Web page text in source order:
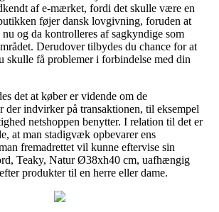
af e-mærket, fordi det skulle være en
føjer dansk lovgivning, foruden at
og da kontrolleres af sagkyndige som
Derudover tilbydes du chance for at
skulle få problemer i forbindelse med din
det at køber er vidende om de
der indvirker på transaktionen, til eksempel
netshoppen benytter. I relation til det er
at man stadigvæk opbevarer ens
fremadrettet vil kunne eftervise sin
Teaky, Natur Ø38xh40 cm, uafhængig
produkter til en herre eller dame.